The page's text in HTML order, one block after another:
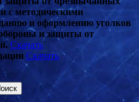
с методическими
и оформлению уголков
и защиты от
Скачать
Скачать